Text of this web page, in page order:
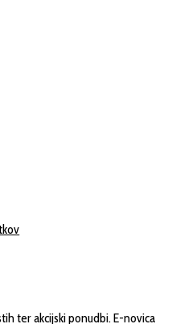
ter akcijski ponudbi. E-novica